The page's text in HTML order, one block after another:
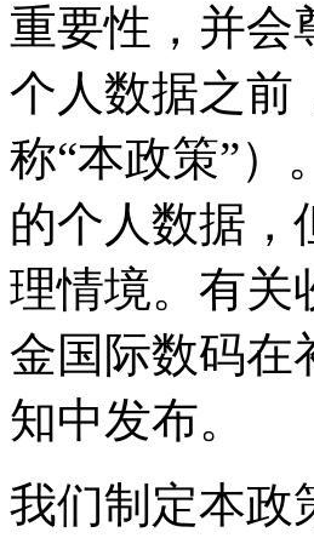
重要性，
个人数据之前
称“本政策”）
的个人数据
理情境。有关
金国际数码在
知中发布。
我们制定本政